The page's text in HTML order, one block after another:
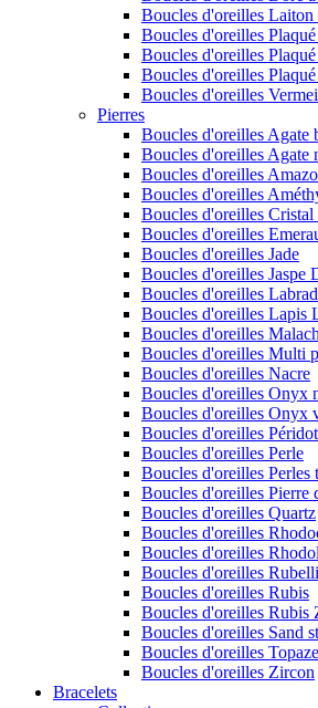
Boucles d'oreilles Laiton
Boucles d'oreilles
Boucles d'oreilles
Boucles d'oreilles
Boucles d'oreilles
Pierres
Boucles d'oreilles Agate
Boucles d'oreilles Agate
Boucles d'oreilles
Boucles d'oreilles
Boucles d'oreilles Cristal
Boucles d'oreilles
Boucles d'oreilles Jade
Boucles d'oreilles Jaspe
Boucles d'oreilles
Boucles d'oreilles Lapis
Boucles d'oreilles
Boucles d'oreilles Multi
Boucles d'oreilles Nacre
Boucles d'oreilles Onyx
Boucles d'oreilles Onyx
Boucles d'oreilles Péridot
Boucles d'oreilles Perle
Boucles d'oreilles Perles
Boucles d'oreilles Pierre
Boucles d'oreilles Quartz
Boucles d'oreilles
Boucles d'oreilles
Boucles d'oreilles
Boucles d'oreilles Rubis
Boucles d'oreilles Rubis
Boucles d'oreilles Sand
Boucles d'oreilles Topaze
Boucles d'oreilles Zircon
Bracelets